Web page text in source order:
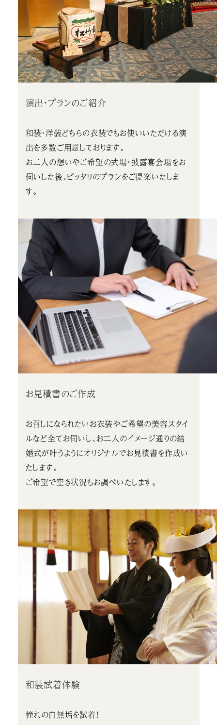
演出・プランのご紹介
和装・洋装どちらの衣装でもお使いいただける演
出を多数ご用意しております。
お二人の想いやご希望の式場・披露宴会場をお
伺いした後、ピッタリのプランをご提案いたしま
す。
お見積書のご作成
お召しになられたいお衣装やご希望の美容スタイ
ルなど全てお伺いし、お二人のイメージ通りの結
婚式が叶うようにオリジナルでお見積書を作成い
たします。
ご希望で空き状況もお調べいたします。
和装試着体験
憧れの白無垢を試着！